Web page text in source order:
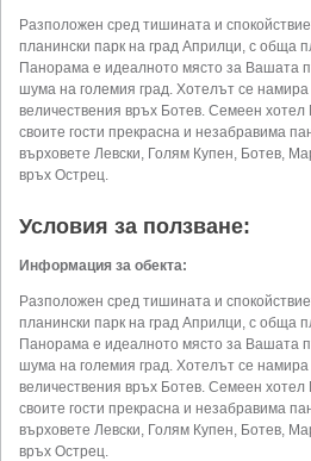
Разположен сред тишината и
планински парк на град Априлци, с обща
Панорама e идеалното място за Вашата
шума на големия град. Хотелът се
величествения връх Ботев. Семеен
своите гости прекрасна и незабравима
върховете Левски, Голям Купен, Ботев,
връх Острец.
Условия за ползване:
Информация за обекта:
Разположен сред тишината и
планински парк на град Априлци, с обща
Панорама e идеалното място за Вашата
шума на големия град. Хотелът се
величествения връх Ботев. Семеен
своите гости прекрасна и незабравима
върховете Левски, Голям Купен, Ботев,
връх Острец.